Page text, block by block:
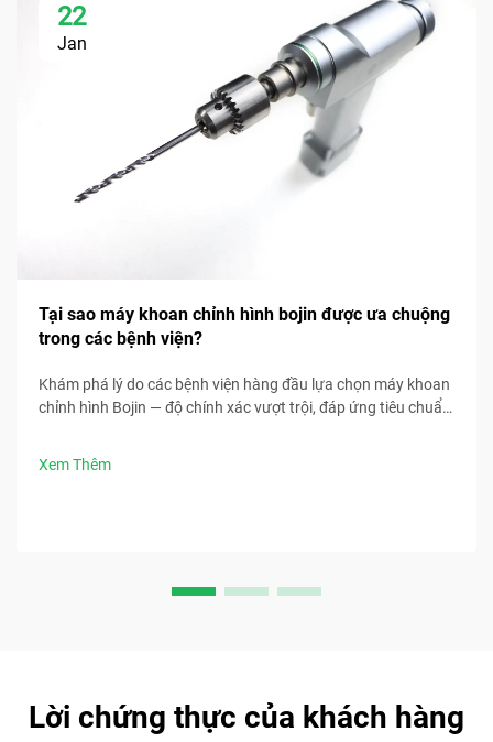
22
Jan
Tại sao máy khoan chỉnh hình bojin được ưa chuộng
trong các bệnh viện?
Khám phá lý do các bệnh viện hàng đầu lựa chọn máy khoan
chỉnh hình Bojin — độ chính xác vượt trội, đáp ứng tiêu chuẩn
Xem Thêm
Lời chứng thực của khách hàng